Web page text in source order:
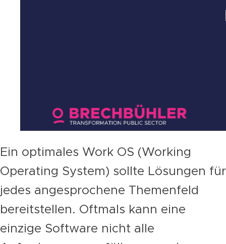
Ein optimales Work OS (Working
Operating System) sollte Lösungen für
jedes angesprochene Themenfeld
bereitstellen. Oftmals kann eine
einzige Software nicht alle